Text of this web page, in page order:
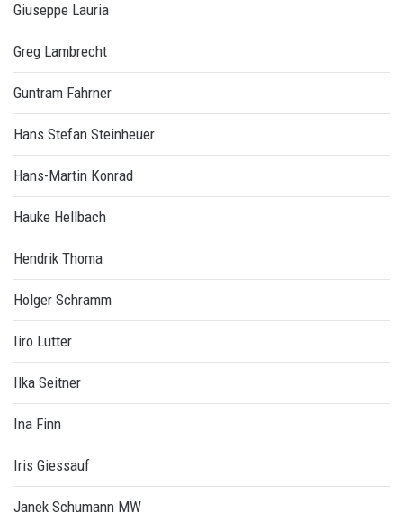
Giuseppe Lauria
Greg Lambrecht
Guntram Fahrner
Hans Stefan Steinheuer
Hans-Martin Konrad
Hauke Hellbach
Hendrik Thoma
Holger Schramm
Iiro Lutter
Ilka Seitner
Ina Finn
Iris Giessauf
Janek Schumann MW